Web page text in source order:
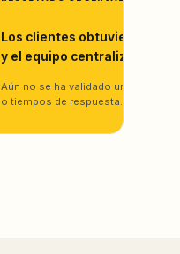
Los clientes obtuvieron un
y el equipo centralizó parte
Aún no se ha validado una cifra
o tiempos de respuesta.